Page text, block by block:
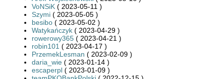
VoNSiK ( 2023-05-11 )
Szymi ( 2023-05-05 )
besibo ( 2023-05-02 )
Watykańczyk ( 2023-04-29 )
rowerowy365 ( 2023-04-21 )
robin101 ( 2023-04-17 )
PrzemekLesman ( 2023-02-09 )
daria_wie ( 2023-01-14 )
escaperpl ( 2023-01-09 )